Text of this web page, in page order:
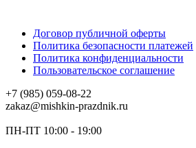
Договор публичной оферты
Политика безопасности платежей
Политика конфиденциальности
Пользовательское соглашение
+7 (985) 059-08-22
zakaz@mishkin-prazdnik.ru
ПН-ПТ 10:00 - 19:00